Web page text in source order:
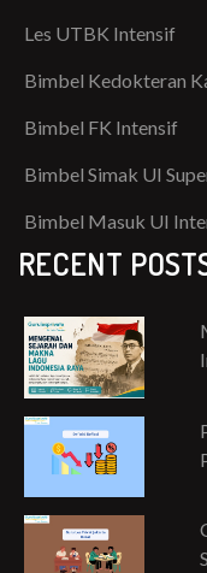
Les UTBK Intensif
Bimbel Kedokteran
Bimbel FK Intensif
Bimbel Simak UI
Bimbel Masuk UI
RECENT